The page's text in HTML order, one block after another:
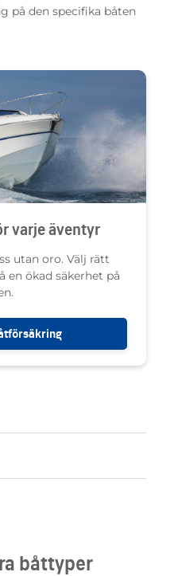
på den specifika båten
varje äventyr
utan oro. Välj rätt
en ökad säkerhet på
båttyper